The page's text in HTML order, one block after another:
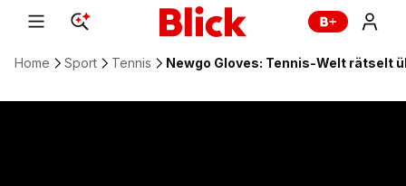
Home Sport Tennis Newgo Gloves: Tennis-Welt rätselt